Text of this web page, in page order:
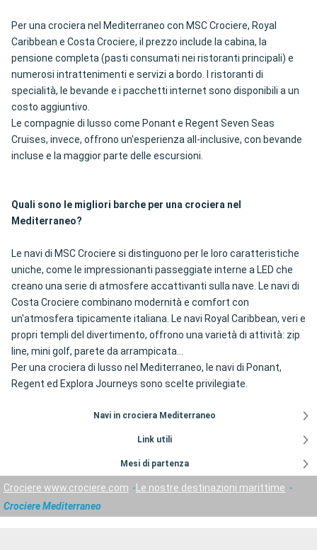
Per una crociera nel Mediterraneo con MSC Crociere, Royal
Caribbean e Costa Crociere, il prezzo include la cabina, la
pensione completa (pasti consumati nei ristoranti principali) e
numerosi intrattenimenti e servizi a bordo. I ristoranti di
specialità, le bevande e i pacchetti internet sono disponibili a un
costo aggiuntivo.
Le compagnie di lusso come Ponant e Regent Seven Seas
Cruises, invece, offrono un'esperienza all-inclusive, con bevande
incluse e la maggior parte delle escursioni.
Quali sono le migliori barche per una crociera nel
Mediterraneo?
Le navi di MSC Crociere si distinguono per le loro caratteristiche
uniche, come le impressionanti passeggiate interne a LED che
creano una serie di atmosfere accattivanti sulla nave. Le navi di
Costa Crociere combinano modernità e comfort con
un'atmosfera tipicamente italiana. Le navi Royal Caribbean, veri e
propri templi del divertimento, offrono una varietà di attività: zip
line, mini golf, parete da arrampicata...
Per una crociera di lusso nel Mediterraneo, le navi di Ponant,
Regent ed Explora Journeys sono scelte privilegiate.
Navi in crociera Mediterraneo
Link utili
Mesi di partenza
Crociere www.crociere.com
Le nostre destinazioni marittime
Crociere Mediterraneo